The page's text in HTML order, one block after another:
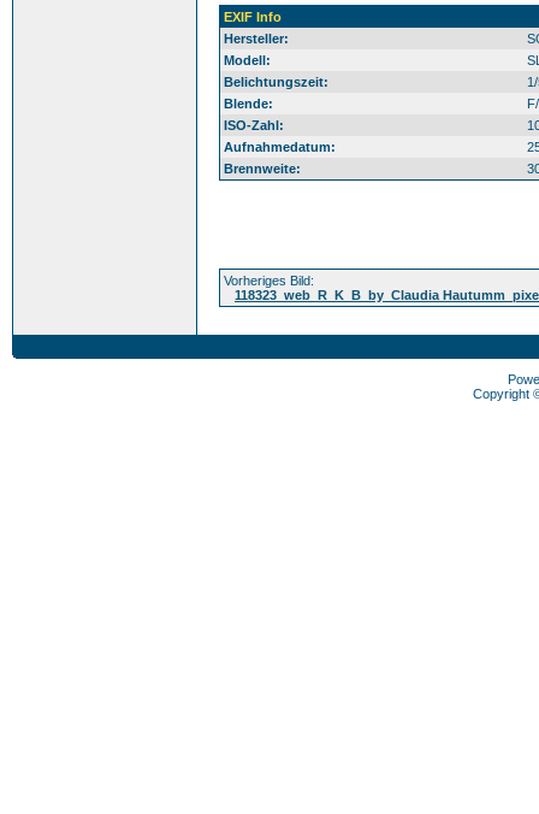
EXIF Info
Hersteller:
Modell:
Belichtungszeit:
Blende:
ISO-Zahl:
Aufnahmedatum:
Brennweite:
Vorheriges Bild:
118323_web_R_K_B_by_Claudia
Copyright